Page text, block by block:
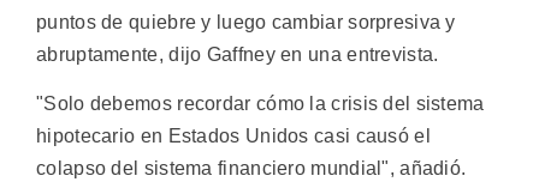
puntos de quiebre y luego cambiar sorpresiva y
abruptamente, dijo Gaffney en una entrevista.
"Solo debemos recordar cómo la crisis del sistema
hipotecario en Estados Unidos casi causó el
colapso del sistema financiero mundial", añadió.